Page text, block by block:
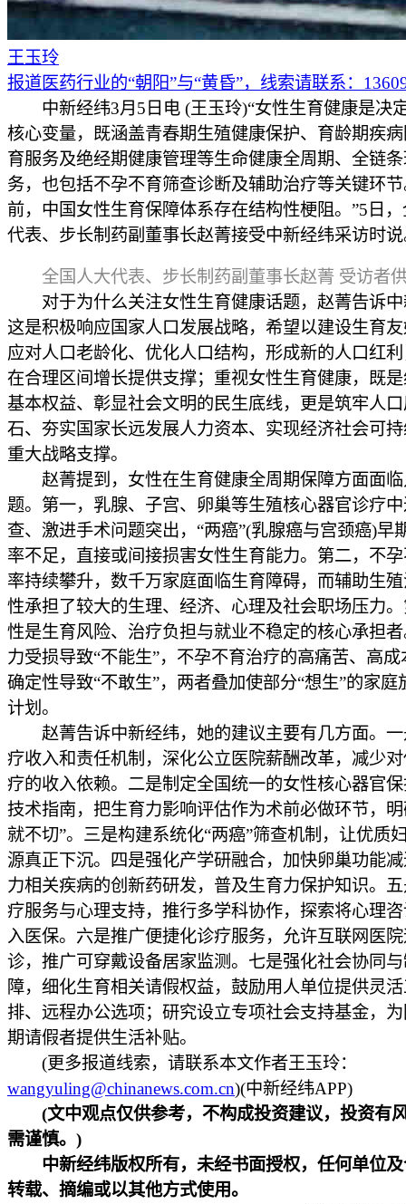
王玉玲
报道医药行业的“朝阳”与“黄昏”，线索请联系：
中新经纬3月5日电 (王玉玲)“女性生育健康是决
核心变量，既涵盖青春期生殖健康保护、育龄期疾
育服务及绝经期健康管理等生命健康全周期、全链
务，也包括不孕不育筛查诊断及辅助治疗等关键环
前，中国女性生育保障体系存在结构性梗阻。”5日
代表、步长制药副董事长赵菁接受中新经纬采访时
全国人大代表、步长制药副董事长赵菁 受访者
对于为什么关注女性生育健康话题，赵菁告诉中
这是积极响应国家人口发展战略，希望以建设生育
应对人口老龄化、优化人口结构，形成新的人口红
在合理区间增长提供支撑；重视女性生育健康，既
基本权益、彰显社会文明的民生底线，更是筑牢人
石、夯实国家长远发展人力资本、实现经济社会可
重大战略支撑。
赵菁提到，女性在生育健康全周期保障方面面临
题。第一，乳腺、子宫、卵巢等生殖核心器官诊疗
查、激进手术问题突出，“两癌”(乳腺癌与宫颈癌)早
率不足，直接或间接损害女性生育能力。第二，不
率持续攀升，数千万家庭面临生育障碍，而辅助生
性承担了较大的生理、经济、心理及社会职场压力
性是生育风险、治疗负担与就业不稳定的核心承担
力受损导致“不能生”，不孕不育治疗的高痛苦、高成
确定性导致“不敢生”，两者叠加使部分“想生”的家庭
计划。
赵菁告诉中新经纬，她的建议主要有几方面。一
疗收入和责任机制，深化公立医院薪酬改革，减少
疗的收入依赖。二是制定全国统一的女性核心器官
技术指南，把生育力影响评估作为术前必做环节，
就不切”。三是构建系统化“两癌”筛查机制，让优质
源真正下沉。四是强化产学研融合，加快卵巢功能
力相关疾病的创新药研发，普及生育力保护知识。
疗服务与心理支持，推行多学科协作，探索将心理
入医保。六是推广便捷化诊疗服务，允许互联网医
诊，推广可穿戴设备居家监测。七是强化社会协同
障，细化生育相关请假权益，鼓励用人单位提供灵
排、远程办公选项；研究设立专项社会支持基金，
期请假者提供生活补贴。
(更多报道线索，请联系本文作者王玉玲：
wangyuling@chinanews.com.cn)(中新经纬APP)
(文中观点仅供参考，不构成投资建议，投资有
需谨慎。)
中新经纬版权所有，未经书面授权，任何单位
转载、摘编或以其他方式使用。